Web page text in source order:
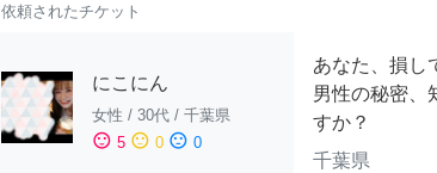
依頼されたチケット
にこにん
女性 / 30代 / 千葉県
sentiment_satisfied 5 sentiment_neutral 0 sentiment_dissatisfied 0
あなた、損し
男性の秘密、
すか？
千葉県